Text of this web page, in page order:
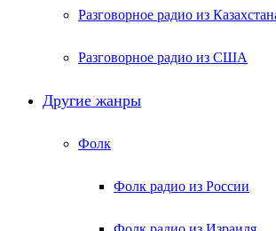
Разговорное радио из
Разговорное радио из США
Другие жанры
Фолк
Фолк радио из России